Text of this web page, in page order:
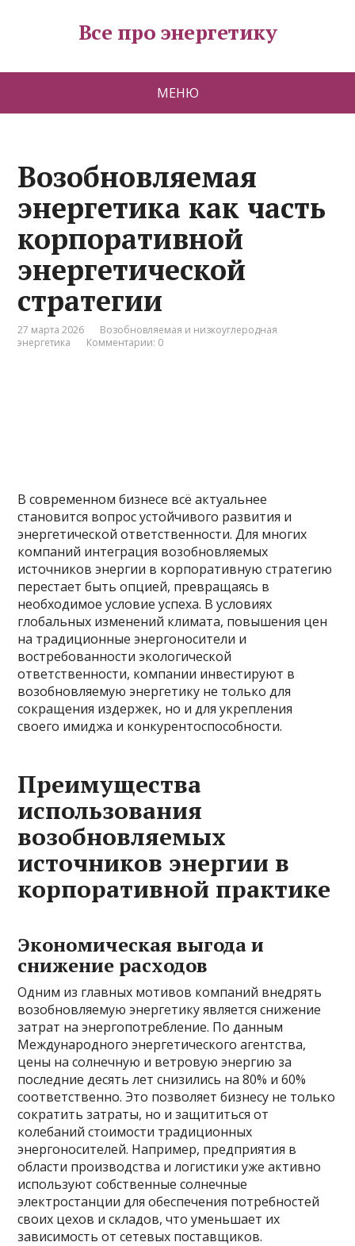
Все про энергетику
МЕНЮ
Возобновляемая
энергетика как часть
корпоративной
энергетической
стратегии
27 марта 2026
Возобновляемая и низкоуглеродная
энергетика
Комментарии: 0
В современном бизнесе всё актуальнее
становится вопрос устойчивого развития и
энергетической ответственности. Для многих
компаний интеграция возобновляемых
источников энергии в корпоративную стратегию
перестает быть опцией, превращаясь в
необходимое условие успеха. В условиях
глобальных изменений климата, повышения цен
на традиционные энергоносители и
востребованности экологической
ответственности, компании инвестируют в
возобновляемую энергетику не только для
сокращения издержек, но и для укрепления
своего имиджа и конкурентоспособности.
Преимущества
использования
возобновляемых
источников энергии в
корпоративной практике
Экономическая выгода и
снижение расходов
Одним из главных мотивов компаний внедрять
возобновляемую энергетику является снижение
затрат на энергопотребление. По данным
Международного энергетического агентства,
цены на солнечную и ветровую энергию за
последние десять лет снизились на 80% и 60%
соответственно. Это позволяет бизнесу не только
сократить затраты, но и защититься от
колебаний стоимости традиционных
энергоносителей. Например, предприятия в
области производства и логистики уже активно
используют собственные солнечные
электростанции для обеспечения потребностей
своих цехов и складов, что уменьшает их
зависимость от сетевых поставщиков.